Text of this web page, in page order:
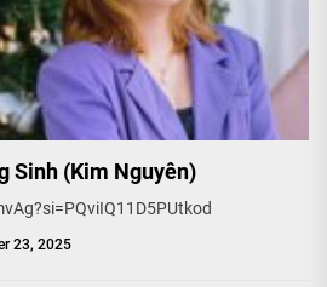
Sinh (Kim Nguyên)
23, 2025